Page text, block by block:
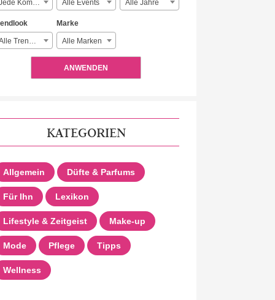
Jede Komplexität Alle Events Alle Jahre
Alle Trendlooks
Marke
Alle Marken
ANWENDEN
KATEGORIEN
Allgemein Düfte & Parfums
Für Ihn Lexikon
Lifestyle & Zeitgeist Make-up
Mode Pflege Tipps
Wellness